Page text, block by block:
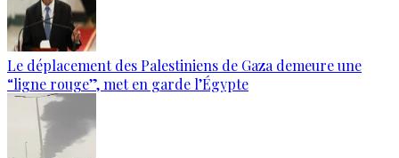
Le déplacement des Palestiniens de Gaza demeure une
“ligne rouge”, met en garde l’Égypte